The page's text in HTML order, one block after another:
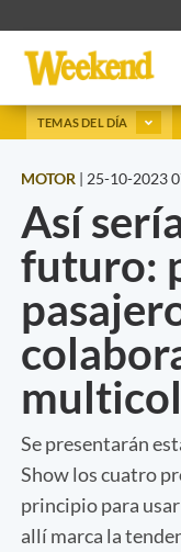
TEMAS DEL DÍA
MOTOR | 25-10-2023
Así
futuro:
Se presentarán
Show los cuatro
principio para
allí marca la